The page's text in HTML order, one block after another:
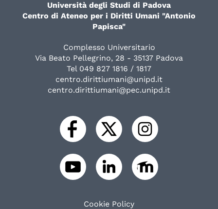
Università degli Studi di Padova
Centro di Ateneo per i Diritti Umani "Antonio
Papisca"
Complesso Universitario
Via Beato Pellegrino, 28 - 35137 Padova
Tel 049 827 1816 / 1817
centro.dirittiumani@unipd.it
centro.dirittiumani@pec.unipd.it
Cookie Policy